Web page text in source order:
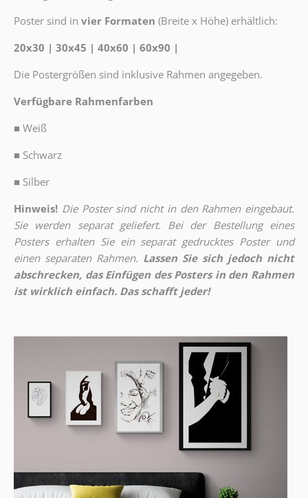
Poster sind in vier Formaten (Breite x Höhe) erhältlich:
20x30 | 30x45 | 40x60 | 60x90 |
Die Postergrößen sind inklusive Rahmen angegeben.
Verfügbare Rahmenfarben
■ Weiß
■ Schwarz
■ Silber
Hinweis! Die Poster sind nicht in den Rahmen eingebaut.
Sie werden separat geliefert. Bei der Bestellung eines
Posters erhalten Sie ein separat gedrucktes Poster und
einen separaten Rahmen. Lassen Sie sich jedoch nicht
abschrecken, das Einfügen des Posters in den Rahmen
ist wirklich einfach. Das schafft jeder!